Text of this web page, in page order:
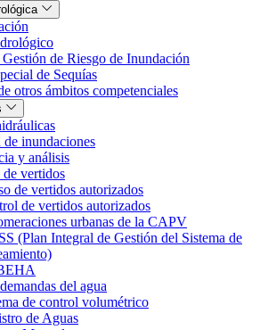
de Riesgo de Inundación
de Sequías
otros ámbitos competenciales
de inundaciones
y análisis
vertidos
de vertidos autorizados
de vertidos autorizados
urbanas de la CAPV
(Plan Integral de Gestión del Sistema de
del agua
de control volumétrico
de Aguas